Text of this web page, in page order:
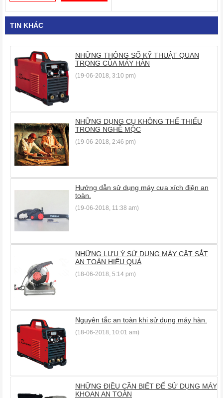
TIN KHÁC
NHỮNG THÔNG SỐ KỸ THUẬT QUAN
TRỌNG CỦA MÁY HÀN
(19-06-2018, 3:10 pm)
NHỮNG DỤNG CỤ KHÔNG THỂ THIẾU
TRONG NGHỀ MỘC
(19-06-2018, 2:46 pm)
Hướng dẫn sử dụng máy cưa xích điện an
toàn.
(19-06-2018, 11:38 am)
NHỮNG LƯU Ý SỬ DỤNG MÁY CĂT SẮT
AN TOÀN HIỆU QUẢ
(18-06-2018, 5:14 pm)
Nguyên tắc an toàn khi sử dụng máy hàn.
(18-06-2018, 10:01 am)
NHỮNG ĐIỀU CẦN BIẾT ĐỂ SỬ DỤNG MÁY
KHOAN AN TOÀN